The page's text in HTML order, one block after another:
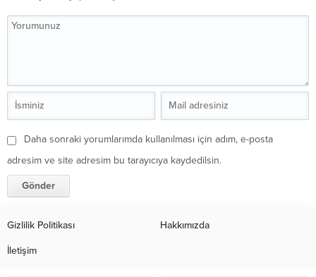
Daha sonraki yorumlarımda kullanılması için adım, e-posta
adresim ve site adresim bu tarayıcıya kaydedilsin.
Gizlilik Politikası Hakkımızda
İletişim